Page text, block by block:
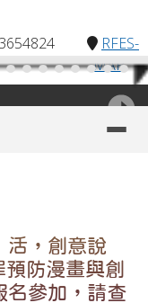
RFES-
MAP
活，創意說
防漫畫與創
名參加，請查